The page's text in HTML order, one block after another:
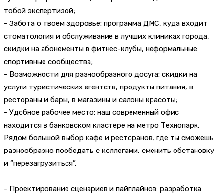
тобой экспертизой;
- Забота о твоем здоровье: программа ДМС, куда входит
стоматология и обслуживание в лучших клиниках города,
скидки на абонементы в фитнес-клубы, неформальные
спортивные сообщества;
- Возможности для разнообразного досуга: скидки на
услуги туристических агентств, продукты питания, в
рестораны и бары, в магазины и салоны красоты;
- Удобное рабочее место: наш современный офис
находится в банковском кластере на метро Технопарк.
Рядом большой выбор кафе и ресторанов, где ты сможешь
разнообразно пообедать с коллегами, сменить обстановку
и “перезагрузиться”.
- Проектирование сценариев и пайплайнов: разработка